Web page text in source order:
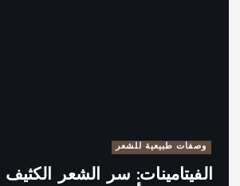
وصفات طبيعية للشعر
الفيتامينات: سر الشعر الكثيف